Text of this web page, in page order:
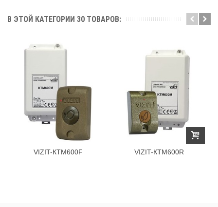
В ЭТОЙ КАТЕГОРИИ 30 ТОВАРОВ:
VIZIT-КТМ600F VIZIT-КТМ600R